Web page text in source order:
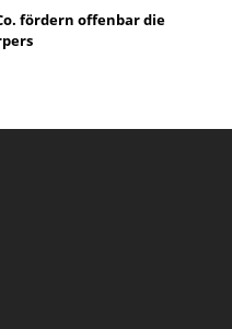
fördern offenbar die